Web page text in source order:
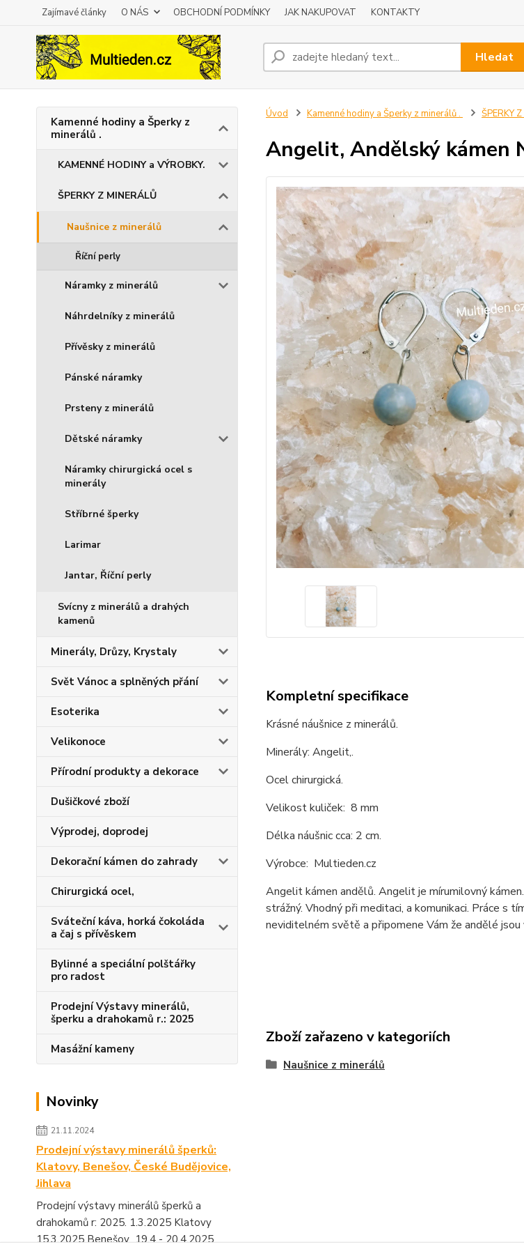
Zajímavé články O NÁS OBCHODNÍ PODMÍNKY JAK NAKUPOVAT KONTAKTY
Hledat
Kamenné hodiny a Šperky z
minerálů .
KAMENNÉ HODINY a VÝROBKY.
ŠPERKY Z MINERÁLŮ
Naušnice z minerálů
Říční perly
Náramky z minerálů
Náhrdelníky z minerálů
Přívěsky z minerálů
Pánské náramky
Prsteny z minerálů
Dětské náramky
Náramky chirurgická ocel s
minerály
Stříbrné šperky
Larimar
Jantar, Říční perly
Svícny z minerálů a drahých
kamenů
Minerály, Drůzy, Krystaly
Svět Vánoc a splněných přání
Esoterika
Velikonoce
Přírodní produkty a dekorace
Dušičkové zboží
Výprodej, doprodej
Dekorační kámen do zahrady
Chirurgická ocel,
Sváteční káva, horká čokoláda
a čaj s přívěskem
Bylinné a speciální polštářky
pro radost
Prodejní Výstavy minerálů,
šperku a drahokamů r.: 2025
Masážní kameny
Novinky
21.11.2024
Prodejní výstavy minerálů šperků:
Klatovy, Benešov, České Budějovice,
Jihlava
Prodejní výstavy minerálů šperků a
drahokamů r: 2025. 1.3.2025 Klatovy
15.3.2025 Benešov 19.4 - 20.4.2025
Úvod Kamenné hodiny a Šperky z minerálů . ŠPERKY
Angelit, Andělský kámen
Kompletní specifikace
Krásné náušnice z minerálů.
Minerály: Angelit,.
Ocel chirurgická.
Velikost kuliček: 8 mm
Délka náušnic cca: 2 cm.
Výrobce: Multieden.cz
Angelit kámen andělů. Angelit je mírumilovný
strážný. Vhodný při meditaci, a komunikaci. Práce s
neviditelném světě a připomene Vám že andělé jsou
Zboží zařazeno v kategoriích
Naušnice z minerálů